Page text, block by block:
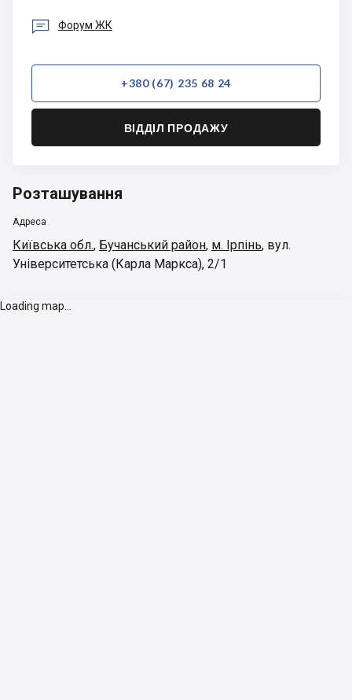
 Форум ЖК
+380 (67) 235 68 24
ВІДДІЛ ПРОДАЖУ
Розташування
Адреса
Київська обл., Бучанський район, м. Ірпінь, вул.
Університетська (Карла Маркса), 2/1
Loading map...